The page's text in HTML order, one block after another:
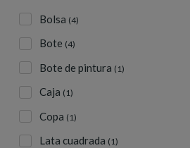
Bolsa (4)
Bote (4)
Bote de pintura (1)
Caja (1)
Copa (1)
Lata cuadrada (1)